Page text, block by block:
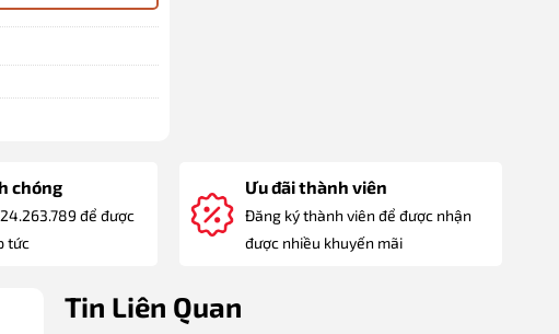
chóng
để được
tức
Ưu đãi thành viên
Đăng ký thành viên để được nhận
được nhiều khuyến mãi
Tin Liên Quan